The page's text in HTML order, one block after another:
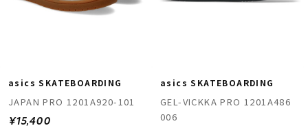
asics SKATEBOARDING
JAPAN PRO 1201A920-101
¥15,400
asics SKATEBOARDING
GEL-VICKKA PRO 1201A486
006